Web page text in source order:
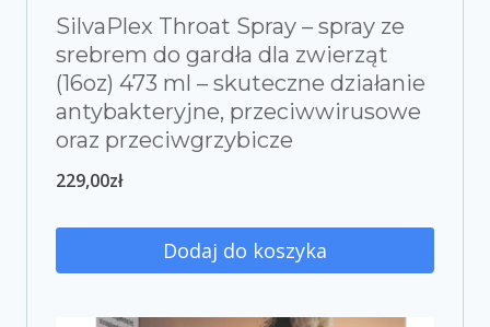
SilvaPlex Throat Spray – spray ze
srebrem do gardła dla zwierząt
(16oz) 473 ml – skuteczne działanie
antybakteryjne, przeciwwirusowe
oraz przeciwgrzybicze
229,00zł
Dodaj do koszyka